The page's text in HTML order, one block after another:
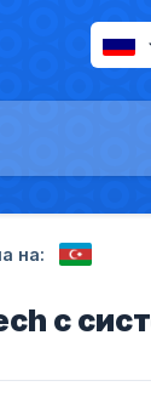
на:
с